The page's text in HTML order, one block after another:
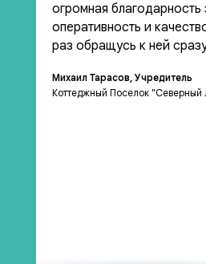
огромная благодарность
оперативность и
раз обращусь к ней
Михаил Тарасов, Учредитель
Коттеджный Поселок "Северный